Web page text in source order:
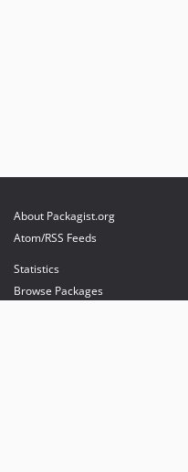
About Packagist.org
Atom/RSS Feeds
Statistics
Browse Packages